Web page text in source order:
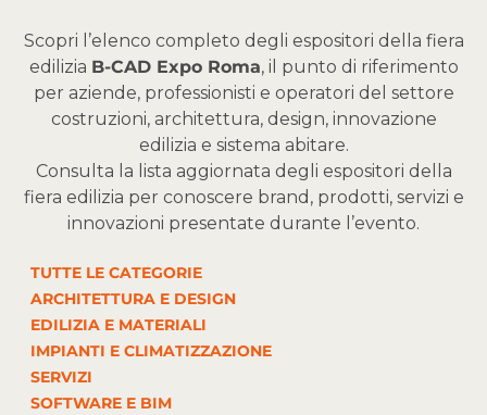
Scopri l’elenco completo degli espositori della fiera
edilizia B-CAD Expo Roma, il punto di riferimento
per aziende, professionisti e operatori del settore
costruzioni, architettura, design, innovazione
edilizia e sistema abitare.
Consulta la lista aggiornata degli espositori della
fiera edilizia per conoscere brand, prodotti, servizi e
innovazioni presentate durante l’evento.
TUTTE LE CATEGORIE
ARCHITETTURA E DESIGN
EDILIZIA E MATERIALI
IMPIANTI E CLIMATIZZAZIONE
SERVIZI
SOFTWARE E BIM